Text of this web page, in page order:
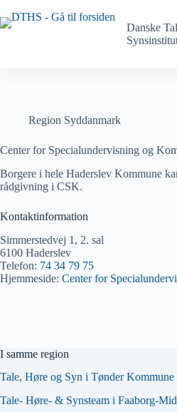
til
indhold
Danske
Region Syddanmark
Center for Specialundervisning og
Borgere i hele Haderslev Kommune
rådgivning i CSK.
Kontaktinformation
Simmerstedvej 1, 2. sal
6100 Haderslev
Telefon: 74 34 79 75
Hjemmeside: Center for
I samme region
Tale, Høre og Syn i Tønder Kommune
Tale- Høre- & Synsteam i Faaborg-